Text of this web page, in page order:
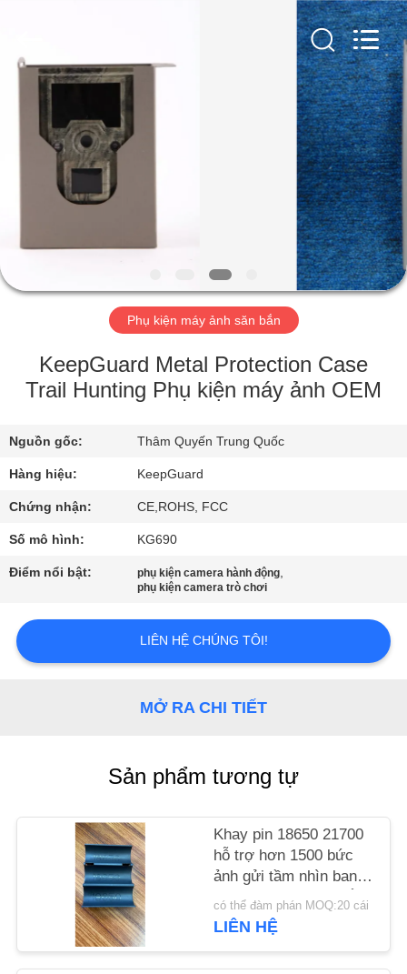
NHÀ
SẢN
PHẨM
VIDEO
VỀ
TÔI
THAM
QUAN
NHÀ
MÁY
SOÁT
CHẤT
CHÚNG
TỨC
CO.,LTD.
Phụ kiện máy ảnh săn bắn
KeepGuard Metal Protection Case
Trail Hunting Phụ kiện máy ảnh OEM
Nguồn gốc: Thâm Quyến Trung Quốc
Hàng hiệu: KeepGuard
Chứng nhận: CE,ROHS, FCC
Số mô hình: KG690
Điểm nổi bật: phụ kiện camera hành động,
phụ kiện camera trò chơi
LIÊN HỆ CHÚNG TÔI!
MỞ RA CHI TIẾT
Sản phẩm tương tự
Khay pin 18650 21700
hỗ trợ hơn 1500 bức
ảnh gửi tầm nhìn ban
đêm máy ảnh săn bắn
trò chơi phụ kiện máy
có thể đàm phán MOQ:20 cái
LIÊN HỆ